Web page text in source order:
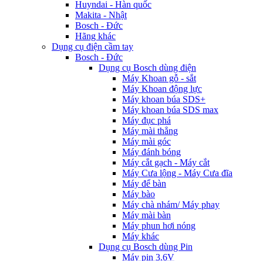
Huyndai - Hàn quốc
Makita - Nhật
Bosch - Đức
Hãng khác
Dụng cụ điện cầm tay
Bosch - Đức
Dụng cụ Bosch dùng điện
Máy Khoan gỗ - sắt
Máy Khoan động lực
Máy khoan búa SDS+
Máy khoan búa SDS max
Máy đục phá
Máy mài thẳng
Máy mài góc
Máy đánh bóng
Máy cắt gạch - Máy cắt
Máy Cưa lộng - Máy Cưa đĩa
Máy để bàn
Máy bào
Máy chà nhám/ Máy phay
Máy mài bàn
Máy phun hơi nóng
Máy khác
Dụng cụ Bosch dùng Pin
Máy pin 3.6V